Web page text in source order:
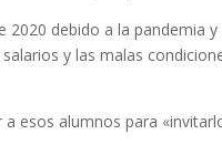
debido a la pandemia
y las malas
esos alumnos para